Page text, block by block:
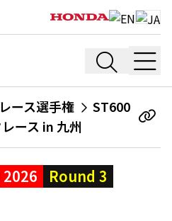
ース選手権
ST600
ース in 九州
2026
Round 3